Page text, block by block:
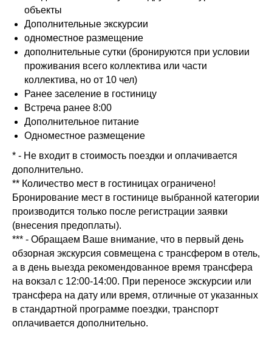
объекты
Дополнительные экскурсии
одноместное размещение
дополнительные сутки (бронируются при условии
проживания всего коллектива или части
коллектива, но от 10 чел)
Ранее заселение в гостиницу
Встреча ранее 8:00
Дополнительное питание
Одноместное размещение
* - Не входит в стоимость поездки и оплачивается
дополнительно.
** Количество мест в гостиницах ограничено!
Бронирование мест в гостинице выбранной категории
производится только после регистрации заявки
(внесения предоплаты).
*** - Обращаем Ваше внимание, что в первый день
обзорная экскурсия совмещена с трансфером в отель,
а в день выезда рекомендованное время трансфера
на вокзал с 12:00-14:00. При переносе экскурсии или
трансфера на дату или время, отличные от указанных
в стандартной программе поездки, транспорт
оплачивается дополнительно.